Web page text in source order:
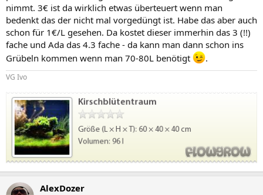
nimmt. 3€ ist da wirklich etwas überteuert wenn man
bedenkt das der nicht mal vorgedüngt ist. Habe das aber auch
schon für 1€/L gesehen. Da kostet dieser immerhin das 3 (!!)
fache und Ada das 4.3 fache - da kann man dann schon ins
Grübeln kommen wenn man 70-80L benötigt
.
VG Ivo
AlexDozer